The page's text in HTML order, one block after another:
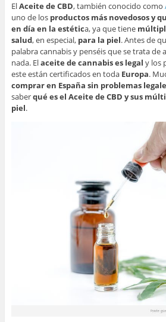
ElAceite de CBD, también conocido como
uno de los productos más novedosos y
en día en la estética, ya que tiene
salud, en especial, para la piel. Antes de
palabra cannabis y penséis que se trata de
nada. Elaceite de cannabis es legal y los
este están certificados en toda Europa.
comprar en España sin problemas legale
saberqué es el Aceite de CBD y sus
piel.